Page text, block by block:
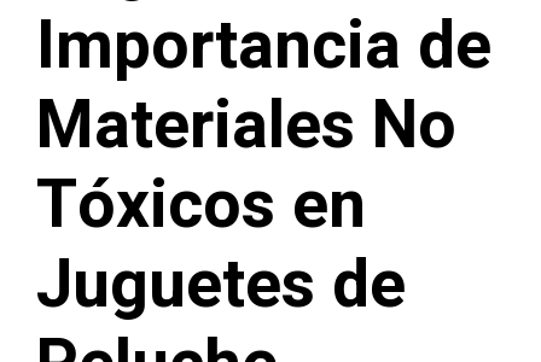
Importancia de
Materiales No
Tóxicos en
Juguetes de